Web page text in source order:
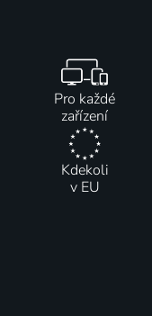
Pro každé
zařízení
Kdekoli
v EU